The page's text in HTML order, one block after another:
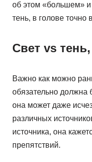
об этом «большем» и
тень, в голове точно
Свет vs
Важно как можно
обязательно должна
она может даже
различных
источника, она
препятствий.